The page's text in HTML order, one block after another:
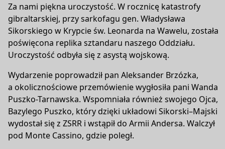
Za nami piękna uroczystość. W rocznicę katastrofy
gibraltarskiej, przy sarkofagu gen. Władysława
Sikorskiego w Krypcie św. Leonarda na Wawelu, została
poświęcona replika sztandaru naszego Oddziału.
Uroczystość odbyła się z asystą wojskową.
Wydarzenie poprowadził pan Aleksander Brzózka,
a okolicznościowe przemówienie wygłosiła pani Wanda
Puszko-Tarnawska. Wspomniała również swojego Ojca,
Bazylego Puszko, który dzięki układowi Sikorski–Majski
wydostał się z ZSRR i wstąpił do Armii Andersa. Walczył
pod Monte Cassino, gdzie poległ.